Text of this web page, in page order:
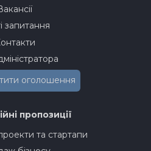
запитання
оголошення
пропозиції
та стартапи